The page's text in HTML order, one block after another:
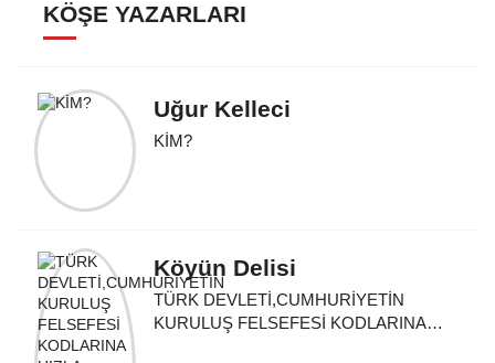
KÖŞE YAZARLARI
Uğur Kelleci
KİM?
Köyün Delisi
TÜRK DEVLETİ,CUMHURİYETİN
KURULUŞ FELSEFESİ KODLARINA